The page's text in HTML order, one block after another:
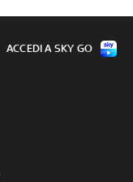
ACCEDI A SKY GO